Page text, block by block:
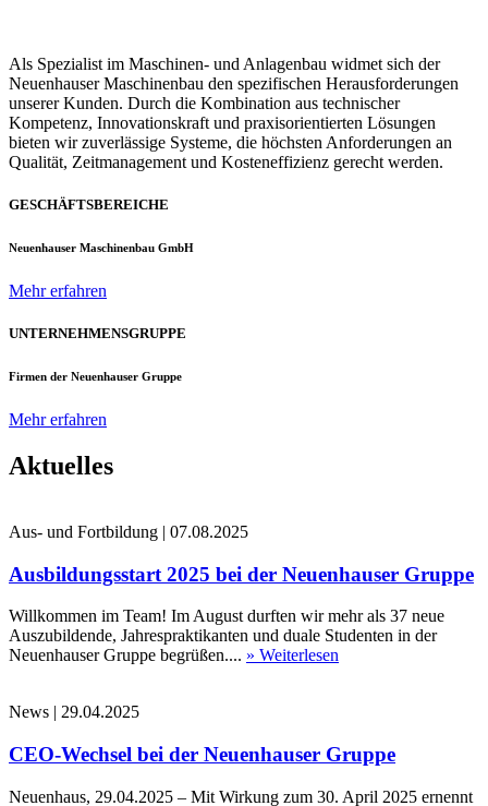
Als Spezialist im Maschinen- und Anlagenbau widmet sich der
Neuenhauser Maschinenbau den spezifischen Herausforderungen
unserer Kunden. Durch die Kombination aus technischer
Kompetenz, Innovationskraft und praxisorientierten Lösungen
bieten wir zuverlässige Systeme, die höchsten Anforderungen an
Qualität, Zeitmanagement und Kosteneffizienz gerecht werden.
GESCHÄFTSBEREICHE
Neuenhauser Maschinenbau GmbH
Mehr erfahren
UNTERNEHMENSGRUPPE
Firmen der Neuenhauser Gruppe
Mehr erfahren
Aktuelles
Aus- und Fortbildung | 07.08.2025
Ausbildungsstart 2025 bei der Neuenhauser Gruppe
Willkommen im Team! Im August durften wir mehr als 37 neue
Auszubildende, Jahrespraktikanten und duale Studenten in der
Neuenhauser Gruppe begrüßen.... » Weiterlesen
News | 29.04.2025
CEO-Wechsel bei der Neuenhauser Gruppe
Neuenhaus, 29.04.2025 – Mit Wirkung zum 30. April 2025 ernennt